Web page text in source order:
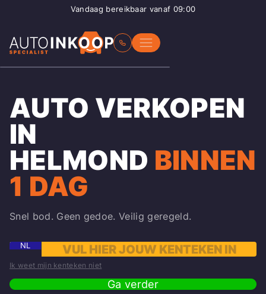
Vandaag bereikbaar vanaf 09:00
AUTO VERKOPEN
IN
HELMOND BINNEN
1 DAG
Snel bod. Geen gedoe. Veilig geregeld.
NL
Ik weet mijn kenteken niet
Ga verder